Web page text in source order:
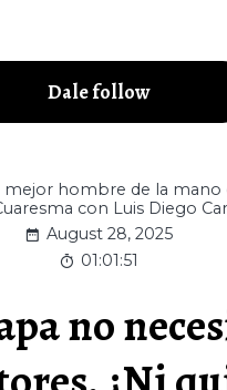
Dale follow
mejor hombre de la mano
con Luis Diego
August 28, 2025
01:01:51
no